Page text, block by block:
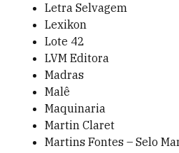
Letra Selvagem
Lexikon
Lote 42
LVM Editora
Madras
Malê
Maquinaria
Martin Claret
Martins Fontes – Selo